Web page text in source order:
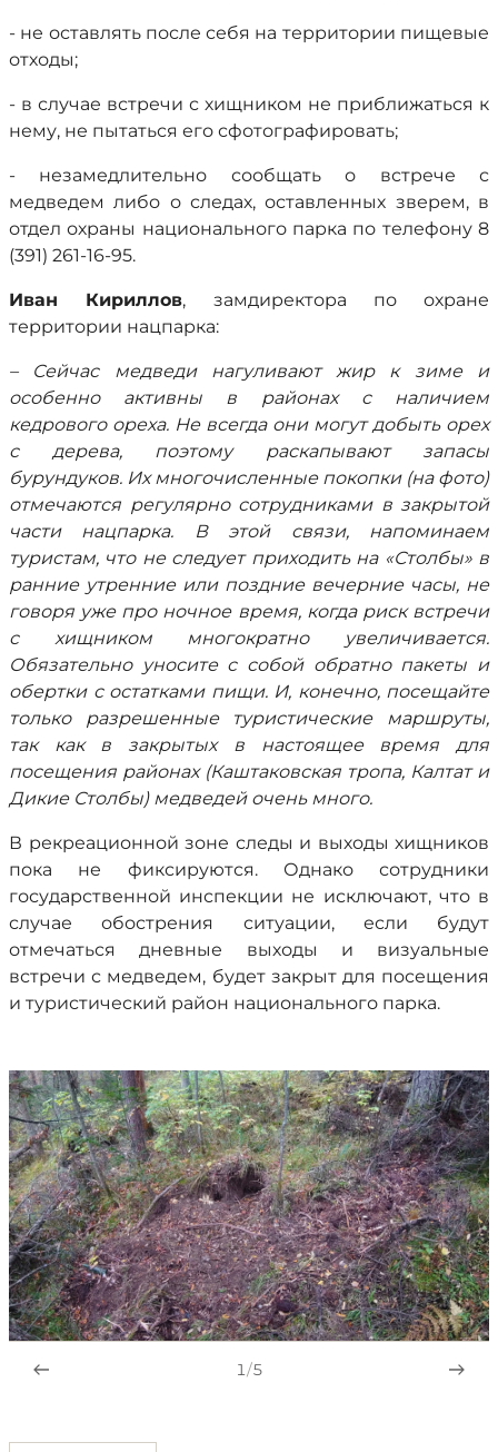
- не оставлять после себя на территории пищевые
отходы;
- в случае встречи с хищником не приближаться к
нему, не пытаться его сфотографировать;
- незамедлительно сообщать о встрече с
медведем либо о следах, оставленных зверем, в
отдел охраны национального парка по телефону 8
(391) 261-16-95.
Иван Кириллов, замдиректора по охране
территории нацпарка:
– Сейчас медведи нагуливают жир к зиме и
особенно активны в районах с наличием
кедрового ореха. Не всегда они могут добыть орех
с дерева, поэтому раскапывают запасы
бурундуков. Их многочисленные покопки (на фото)
отмечаются регулярно сотрудниками в закрытой
части нацпарка. В этой связи, напоминаем
туристам, что не следует приходить на «Столбы» в
ранние утренние или поздние вечерние часы, не
говоря уже про ночное время, когда риск встречи
с хищником многократно увеличивается.
Обязательно уносите с собой обратно пакеты и
обертки с остатками пищи. И, конечно, посещайте
только разрешенные туристические маршруты,
так как в закрытых в настоящее время для
посещения районах (Каштаковская тропа, Калтат и
Дикие Столбы) медведей очень много.
В рекреационной зоне следы и выходы хищников
пока не фиксируются. Однако сотрудники
государственной инспекции не исключают, что в
случае обострения ситуации, если будут
отмечаться дневные выходы и визуальные
встречи с медведем, будет закрыт для посещения
и туристический район национального парка.
1/5